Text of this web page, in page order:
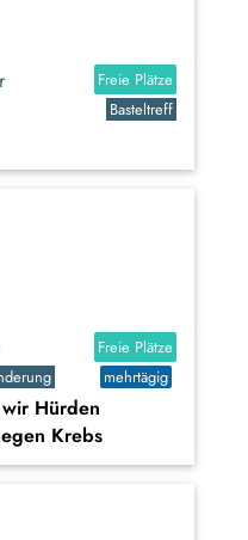
Freie Plätze
Basteltreff
Freie Plätze
mehrtägig
Hürden
Krebs